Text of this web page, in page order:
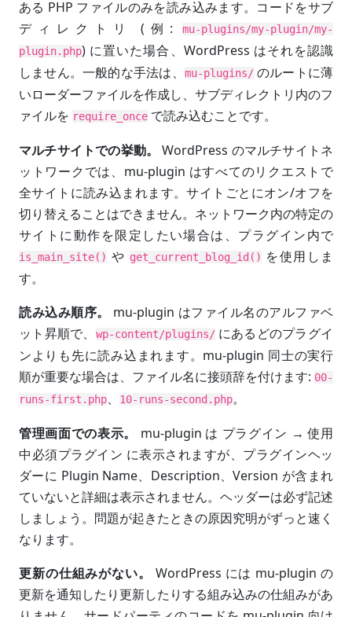
ある PHP ファイルのみを読み込みます。コードをサブ
ディレクトリ (例:
mu-plugins/my-plugin/my-
plugin.php) に置いた場合、WordPress はそれを認識
しません。一般的な手法は、
mu-plugins/のルートに薄
いローダーファイルを作成し、サブディレクトリ内のフ
ァイルを require_once で読み込むことです。
マルチサイトでの挙動。
WordPress のマルチサイトネ
ットワークでは、mu-plugin はすべてのリクエストで
全サイトに読み込まれます。サイトごとにオン/オフを
切り替えることはできません。ネットワーク内の特定の
サイトに動作を限定したい場合は、プラグイン内で
is_main_site() や get_current_blog_id() を使用しま
す。
読み込み順序。
mu-plugin はファイル名のアルファベ
ット昇順で、
wp-content/plugins/にあるどのプラグイ
ンよりも先に読み込まれます。mu-plugin 同士の実行
順が重要な場合は、ファイル名に接頭辞を付けます: 00-
runs-first.php、 10-runs-second.php。
管理画面での表示。
mu-plugin は プラグイン → 使用
中必須プラグイン に表示されますが、プラグインヘッ
ダーに Plugin Name、Description、Version が含まれ
ていないと詳細は表示されません。ヘッダーは必ず記述
しましょう。問題が起きたときの原因究明がずっと速く
なります。
更新の仕組みがない。
WordPress には mu-plugin の
更新を通知したり更新したりする組み込みの仕組みがあ